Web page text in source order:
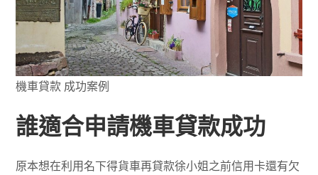
機車貸款 成功案例
誰適合申請機車貸款成功
原本想在利用名下得貨車再貸款徐小姐之前信用卡還有欠